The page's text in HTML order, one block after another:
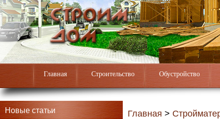
Главная Строительство Обустройство
Новые статьи Главная >